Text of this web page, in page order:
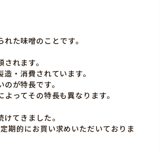
た味噌のことです。
れます。
・消費されています。
が特長です。
ってその特長も異なります。
てきました。
期的にお買い求めいただいておりま